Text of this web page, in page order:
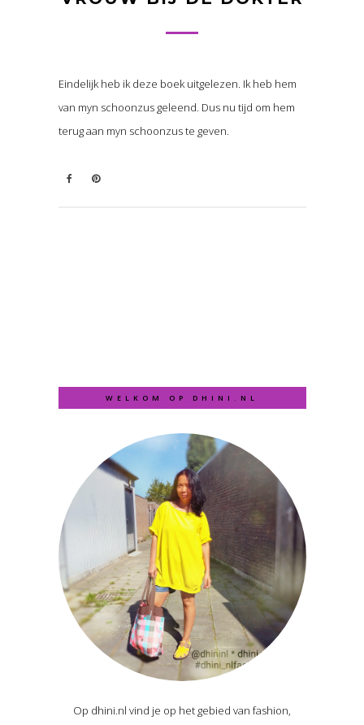
Eindelijk heb ik deze boek uitgelezen. Ik heb hem
van myn schoonzus geleend. Dus nu tijd om hem
terug aan myn schoonzus te geven.
WELKOM OP DHINI.NL
Op dhini.nl vind je op het gebied van fashion,